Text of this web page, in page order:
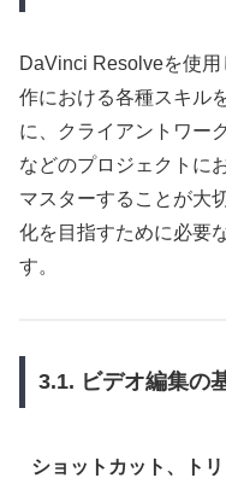
DaVinci Resolveを使
作における各種スキル
に、クライアントワー
などのプロジェクトに
マスターすることが大
化を目指すために必要
す。
3.1. ビデオ編集の
ショットカット、ト